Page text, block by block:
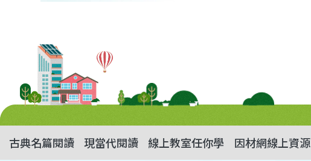
古典名篇閱讀 現當代閱讀 線上教室任你學 因材網線上資源